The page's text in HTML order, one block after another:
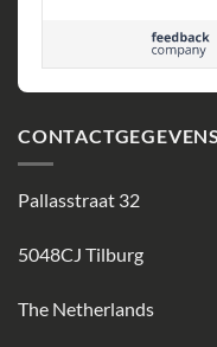
CONTACTGEGEVENS
Pallasstraat 32
5048CJ Tilburg
The Netherlands